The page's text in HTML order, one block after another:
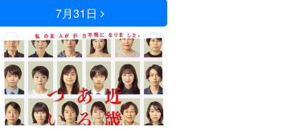
7月31日